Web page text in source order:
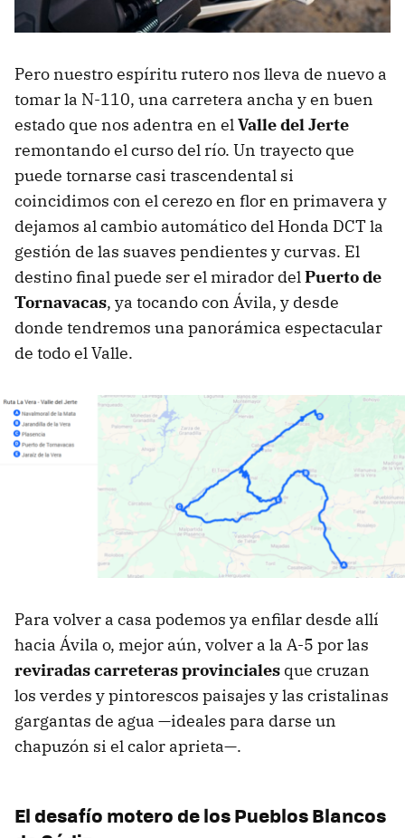
Pero nuestro espíritu rutero nos lleva de nuevo a
tomar la N-110, una carretera ancha y en buen
estado que nos adentra en elValle del Jerte
remontando el curso del río. Un trayecto que
puede tornarse casi trascendental si
coincidimos con el cerezo en flor en primavera y
dejamos al cambio automático del Honda DCT la
gestión de las suaves pendientes y curvas. El
destino final puede ser el mirador delPuerto de
Tornavacas, ya tocando con Ávila, y desde
donde tendremos una panorámica espectacular
de todo el Valle.
Para volver a casa podemos ya enfilar desde allí
hacia Ávila o, mejor aún, volver a la A-5 por las
reviradas carreteras provinciales que cruzan
los verdes y pintorescos paisajes y las cristalinas
gargantas de agua —ideales para darse un
chapuzón si el calor aprieta—.
El desafío motero de los Pueblos Blancos